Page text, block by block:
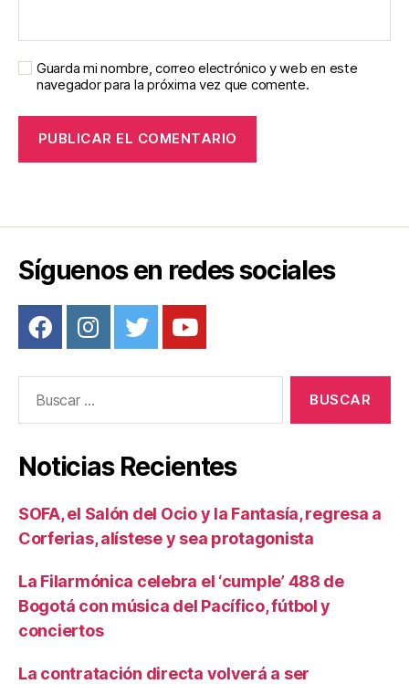
Guarda mi nombre, correo electrónico y web en este
navegador para la próxima vez que comente.
Síguenos en redes sociales
Noticias Recientes
SOFA, el Salón del Ocio y la Fantasía, regresa a
Corferias, alístese y sea protagonista
La Filarmónica celebra el ‘cumple’ 488 de
Bogotá con música del Pacífico, fútbol y
conciertos
La contratación directa volverá a ser